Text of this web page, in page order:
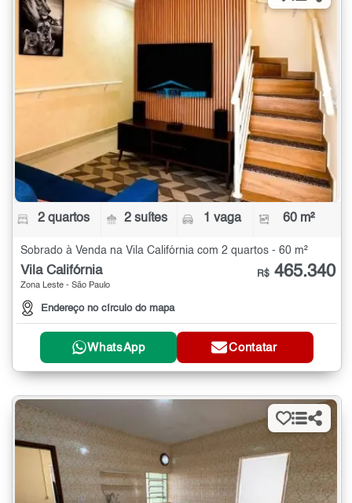
2 quartos 2 suítes 1 vaga 60 m²
Sobrado à Venda na Vila Califórnia com 2 quartos - 60 m²
Vila Califórnia
Zona Leste - São Paulo
Endereço no círculo do mapa
R$ 465.340
WhatsApp Contatar